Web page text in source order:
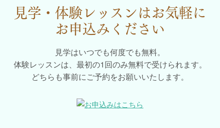
見学・体験レッスンはお気軽に
お申込みください
見学はいつでも何度でも無料。
体験レッスンは、最初の1回のみ無料で受けられます。
どちらも事前にご予約をお願いいたします。